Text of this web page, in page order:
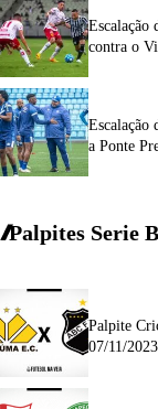
Escalação
contra o
Escalação
a Ponte
Palpites Serie B
Palpite
07/11/2023